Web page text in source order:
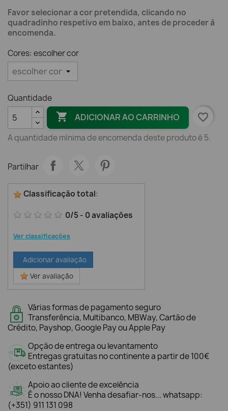
Favor selecionar a cor pretendida, clicando no
quadradinho respetivo em baixo, antes de proceder à
encomenda.
Cores: escolher cor
Quantidade
 ADICIONAR AO CARRINHO favorite_border
A quantidade mínima de encomenda deste produto é 5.
Partilhar
Classificação total:
0/5- 0avaliações
Ver classificações
Adicionar avaliação
Ver avaliação
Várias formas de pagamento seguro
Transferência, Multibanco, MBWay, Cartão de
Crédito, Payshop, Google Pay ou Apple Pay
Opção de entrega ou levantamento
Entregas gratuitas no continente a partir de 100€
(exceto estantes)
Apoio ao cliente de excelência
É o nosso DNA! Venha desafiar-nos... whatsapp:
(+351) 911 131 098